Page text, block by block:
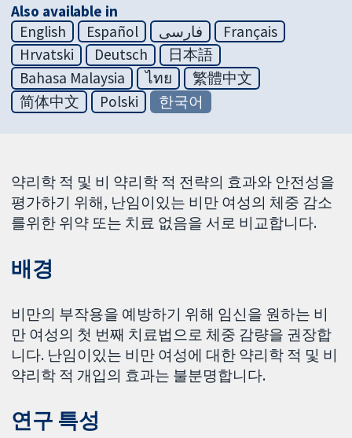
Also available in
English
Español فارسی
Français
Hrvatski
Deutsch
日本語
Bahasa Malaysia
ไทย
繁體中文
简体中文
Polski 한국어
약리학 적 및 비 약리학 적 전략의 효과와 안전성을
평가하기 위해, 난임이있는 비만 여성의 체중 감소
를위한 위약 또는 치료 없음을 서로 비교합니다.
배경
비만의 부작용을 예방하기 위해 임신을 원하는 비
만 여성의 첫 번째 치료법으로 체중 감량을 권장합
니다. 난임이있는 비만 여성에 대한 약리학 적 및 비
약리학 적 개입의 효과는 불분명합니다.
연구 특성